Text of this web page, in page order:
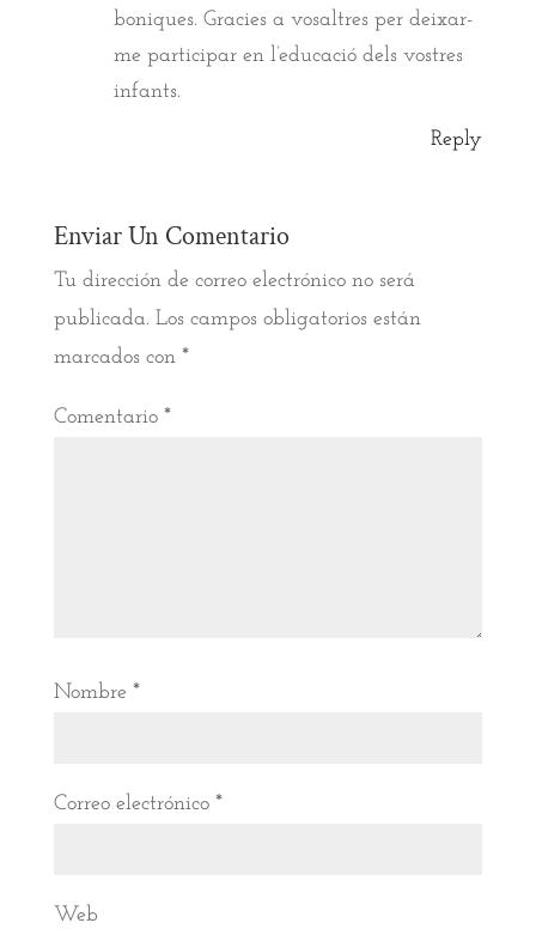
boniques. Gracies a vosaltres per deixar-
me participar en l’educació dels vostres
infants.
Reply
Enviar Un Comentario
Tu dirección de correo electrónico no será
publicada. Los campos obligatorios están
marcados con *
Comentario *
Nombre *
Correo electrónico *
Web